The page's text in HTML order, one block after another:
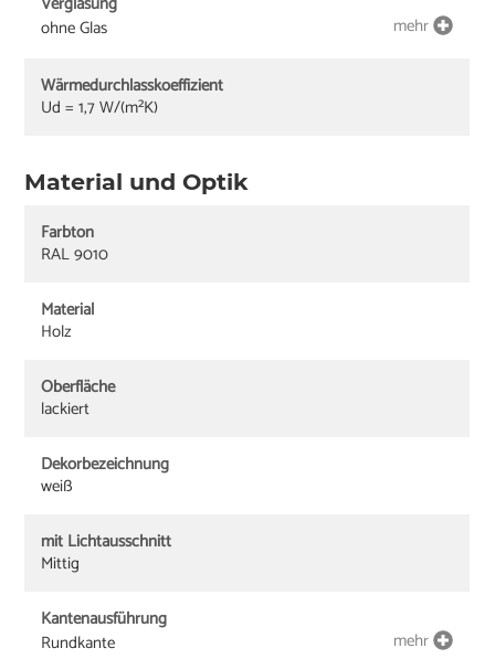
ohne Glas
mehr
Wärmedurchlasskoeffizient
Ud = 1,7 W/(m²K)
Material und Optik
Farbton
RAL 9010
Material
Holz
Oberfläche
lackiert
Dekorbezeichnung
weiß
mit Lichtausschnitt
Mittig
Kantenausführung
Rundkante
mehr